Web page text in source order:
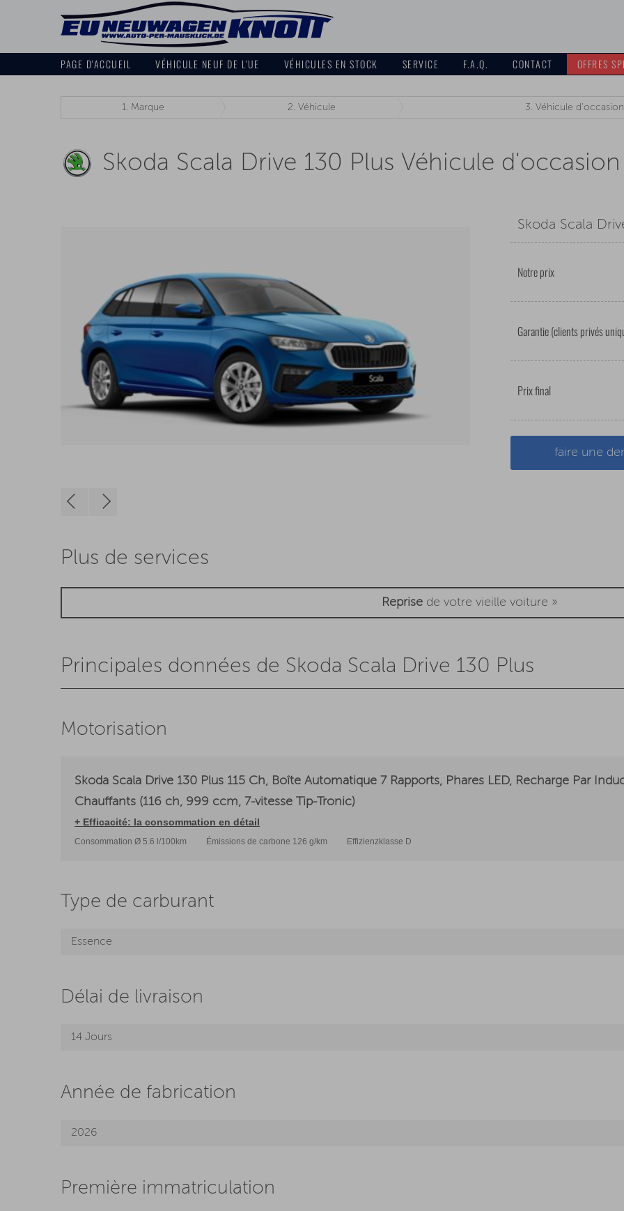
PAGE D'ACCUEIL VÉHICULE NEUF DE L'UE VÉHICULES EN STOCK SERVICE F.A.Q. CONTACT OFFRES
1. Marque 2. Véhicule 3. Véhicule d'occasion
Skoda Scala Drive 130 Plus Véhicule d'occasion
Skoda Scala
Notre prix
Garantie (clients privés
Prix final
faire une
Plus de services
Reprise de votre vieille voiture »
Principales données de Skoda Scala Drive 130 Plus
Motorisation
Skoda Scala Drive 130 Plus 115 Ch, Boîte Automatique 7 Rapports, Phares LED, Recharge Par
Chauffants (116 ch, 999 ccm, 7-vitesse Tip-Tronic)
+ Efficacité: la consommation en détail
Consommation Ø 5.6 l/100km Émissions de carbone 126 g/km Effizienzklasse D
Type de carburant
Essence
Délai de livraison
14 Jours
Année de fabrication
2026
Première immatriculation